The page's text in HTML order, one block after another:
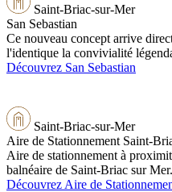
Saint-Briac-sur-Mer
San Sebastian
Ce nouveau concept arrive
l'identique la convivialité
Découvrez San Sebastian
Saint-Briac-sur-Mer
Aire de Stationnement Saint-
Aire de stationnement à
balnéaire de Saint-Briac sur Mer.
Découvrez Aire de